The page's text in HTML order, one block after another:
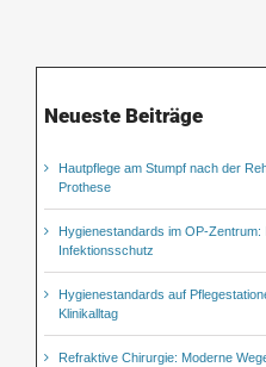
Neueste Beiträge
Hautpflege am Stumpf nach der
Prothese
Hygienestandards im OP-Zentrum:
Infektionsschutz
Hygienestandards auf
Klinikalltag
Refraktive Chirurgie: Moderne